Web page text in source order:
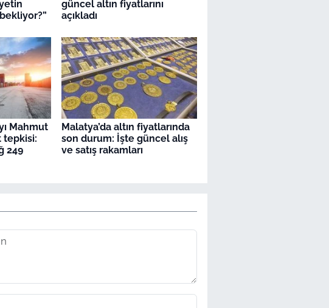
güncel altın fiyatlarını
açıkladı
Mahmut
tepkisi:
249
Malatya’da altın fiyatlarında
son durum: İşte güncel alış
ve satış rakamları